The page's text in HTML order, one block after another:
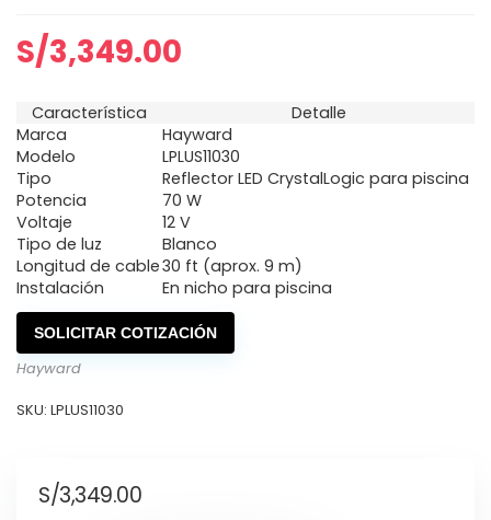
S/3,349.00
Característica
Detalle
Marca
Hayward
Modelo
LPLUS11030
Tipo
Reflector LED CrystalLogic para piscina
Potencia
70 W
Voltaje
12 V
Tipo de luz
Blanco
Longitud de cable30 ft (aprox. 9 m)
Instalación
En nicho para piscina
SOLICITAR COTIZACIÓN
Hayward
SKU: LPLUS11030
S/3,349.00